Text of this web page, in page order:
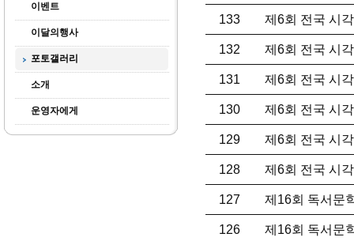
이벤트
이달의행사
포토갤러리
소개
운영자에게
133 제6회 전국 시
132 제6회 전국 시
131 제6회 전국 시
130 제6회 전국 시
129 제6회 전국 시
128 제6회 전국 시
127 제16회 독서문
126 제16회 독서문